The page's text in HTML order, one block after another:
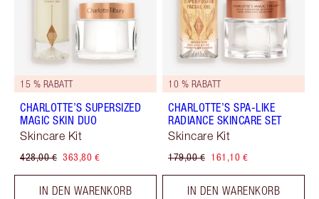
15 % RABATT
CHARLOTTE’S SUPERSIZED
MAGIC SKIN DUO
Skincare Kit
428,00 € 363,80 €
IN DEN WARENKORB
10 % RABATT
CHARLOTTE’S SPA-LIKE
RADIANCE SKINCARE SET
Skincare Kit
179,00 € 161,10 €
IN DEN WARENKORB